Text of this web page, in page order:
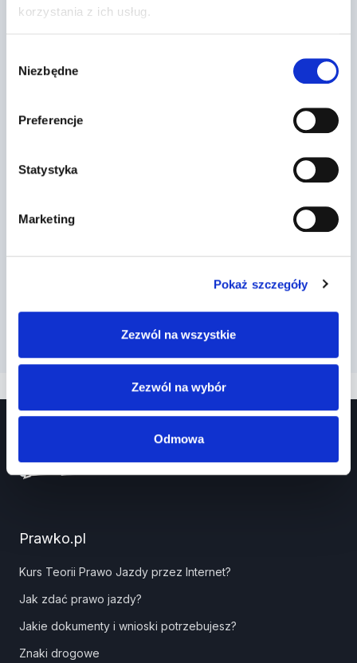
korzystania z ich usług.
zgody
Niezbędne
Preferencje
Statystyka
Marketing
Pokaż szczegóły
Zezwól na wszystkie
Zezwól na wybór
Odmowa
obserwow…
Prawko.pl
Kurs Teorii Prawo Jazdy przez Internet?
Jak zdać prawo jazdy?
Jakie dokumenty i wnioski potrzebujesz?
Znaki drogowe